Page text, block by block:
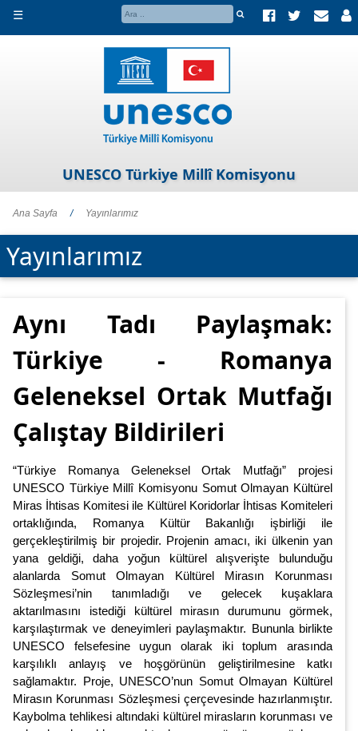
☰
UNESCO Türkiye Millî Komisyonu
Ana Sayfa / Yayınlarımız
Yayınlarımız
Aynı Tadı Paylaşmak:
Türkiye - Romanya
Geleneksel Ortak Mutfağı
Çalıştay Bildirileri
“Türkiye Romanya Geleneksel Ortak Mutfağı” projesi
UNESCO Türkiye Millî Komisyonu Somut Olmayan Kültürel
Miras İhtisas Komitesi ile Kültürel Koridorlar İhtisas Komiteleri
ortaklığında, Romanya Kültür Bakanlığı işbirliği ile
gerçekleştirilmiş bir projedir. Projenin amacı, iki ülkenin yan
yana geldiği, daha yoğun kültürel alışverişte bulunduğu
alanlarda Somut Olmayan Kültürel Mirasın Korunması
Sözleşmesi’nin tanımladığı ve gelecek kuşaklara
aktarılmasını istediği kültürel mirasın durumunu görmek,
karşılaştırmak ve deneyimleri paylaşmaktır. Bununla birlikte
UNESCO felsefesine uygun olarak iki toplum arasında
karşılıklı anlayış ve hoşgörünün geliştirilmesine katkı
sağlamaktır. Proje, UNESCO’nun Somut Olmayan Kültürel
Mirasın Korunması Sözleşmesi çerçevesinde hazırlanmıştır.
Kaybolma tehlikesi altındaki kültürel mirasların korunması ve